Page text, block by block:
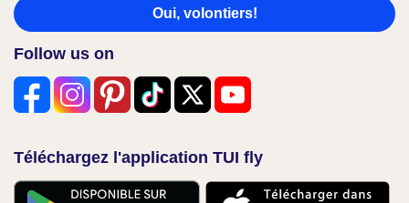
Oui, volontiers!
Follow us on
Téléchargez l'application TUI fly